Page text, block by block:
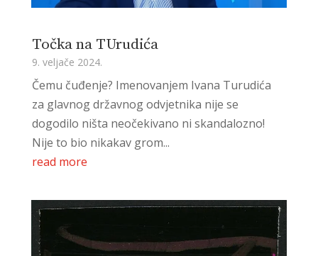
Točka na TUrudića
9. veljače 2024.
Čemu čuđenje? Imenovanjem Ivana Turudića
za glavnog državnog odvjetnika nije se
dogodilo ništa neočekivano ni skandalozno!
Nije to bio nikakav grom...
read more